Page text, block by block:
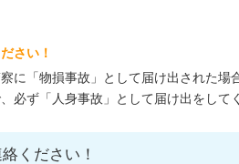
さい！
に「物損事故」として届け出された場
必ず「人身事故」として届け出をして
ください！